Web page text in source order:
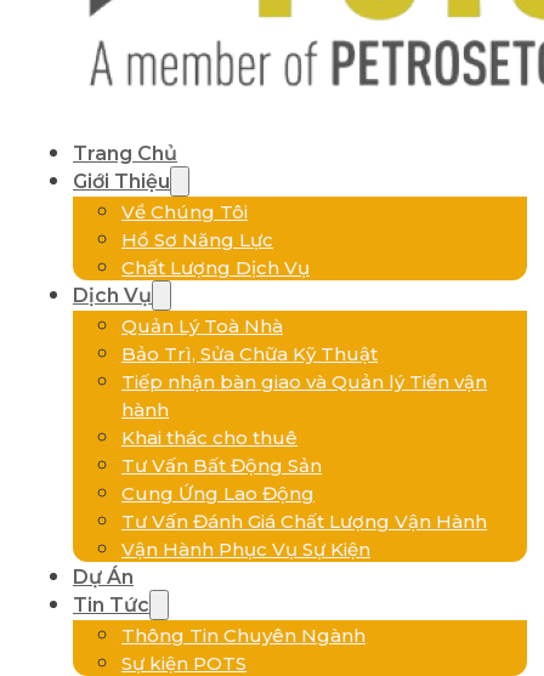
Trang Chủ
Giới Thiệu
Về Chúng Tôi
Hồ Sơ Năng Lực
Chất Lượng Dịch Vụ
Dịch Vụ
Quản Lý Toà Nhà
Bảo Trì, Sửa Chữa Kỹ Thuật
Tiếp nhận bàn giao và Quản lý Tiền vận
hành
Khai thác cho thuê
Tư Vấn Bất Động Sản
Cung Ứng Lao Động
Tư Vấn Đánh Giá Chất Lượng Vận Hành
Vận Hành Phục Vụ Sự Kiện
Dự Án
Tin Tức
Thông Tin Chuyên Ngành
Sự kiện POTS